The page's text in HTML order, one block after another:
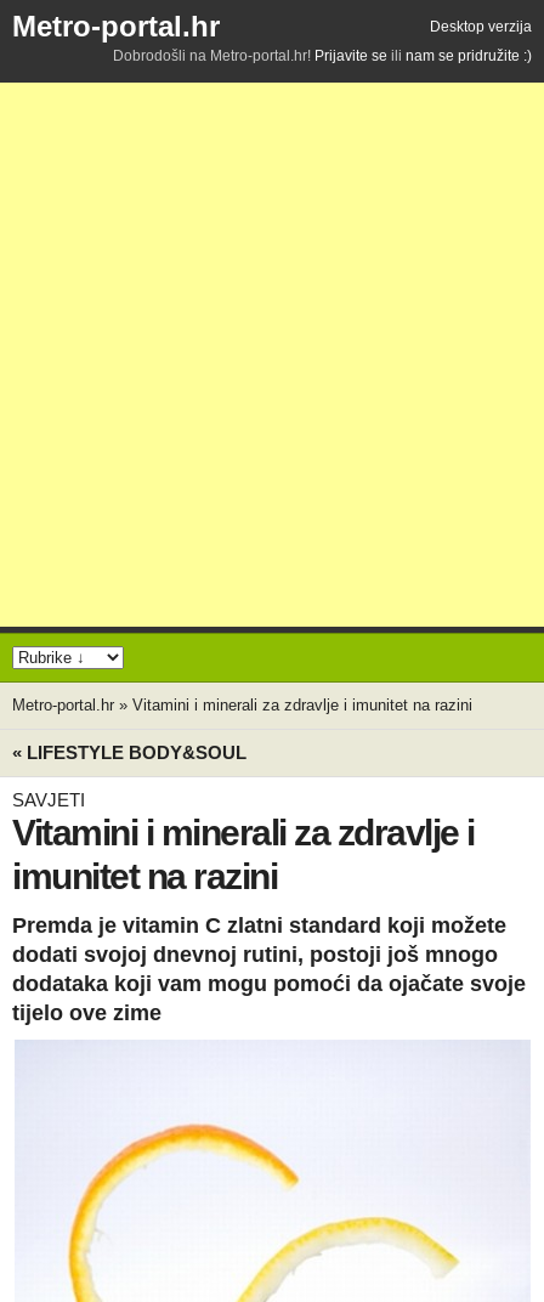
Metro-portal.hr
Desktop verzija
Dobrodošli na Metro-portal.hr! Prijavite se ili nam se pridružite :)
Metro-portal.hr » Vitamini i minerali za zdravlje i imunitet na razini
« LIFESTYLE BODY&SOUL
SAVJETI
Vitamini i minerali za zdravlje i
imunitet na razini
Premda je vitamin C zlatni standard koji možete
dodati svojoj dnevnoj rutini, postoji još mnogo
dodataka koji vam mogu pomoći da ojačate svoje
tijelo ove zime